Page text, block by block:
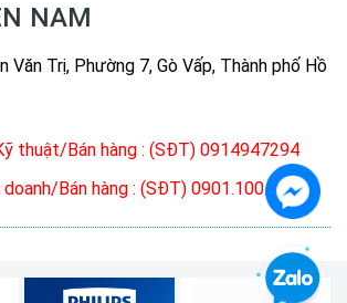
NAM
Văn Trị, Phường 7, Gò Vấp, Thành phố Hồ
thuật/Bán hàng : (SĐT) 0914947294
doanh/Bán hàng : (SĐT) 0901.100.022